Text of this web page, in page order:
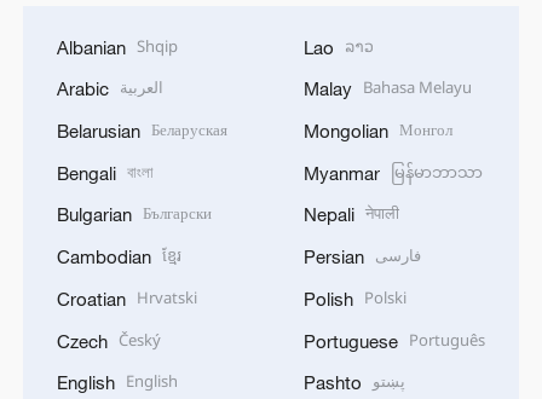
Albanian Shqip
Arabic العربية
Belarusian Беларуская
Bengali বাংলা
Bulgarian Български
Cambodian ខ្មែរ
Croatian Hrvatski
Czech Český
English English
Lao ລາວ
Malay Bahasa Melayu
Mongolian Монгол
Myanmar မြန်မာဘာသာ
Nepali नेपाली
Persian فارسی
Polish Polski
Portuguese Português
Pashto پښتو